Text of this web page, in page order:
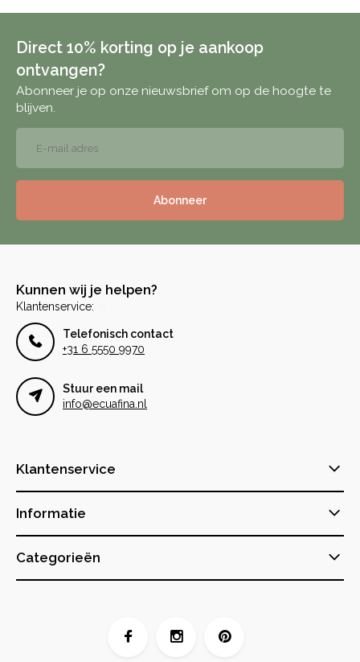
Direct 10% korting op je aankoop
ontvangen?
Abonneer je op onze nieuwsbrief om op de hoogte te
blijven.
Abonneer
Kunnen wij je helpen?
Klantenservice:
Telefonisch contact
+31 6 5550 9970
Stuur een mail
info@ecuafina.nl
Klantenservice
Informatie
Categorieën